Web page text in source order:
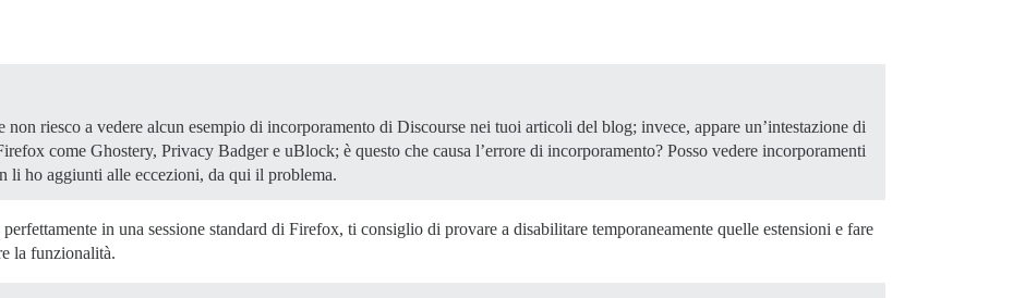
non riesco a vedere alcun esempio di incorporamento di Discourse nei tuoi articoli del blog; invece, appare un’intestazione di
come Ghostery, Privacy Badger e uBlock; è questo che causa l’errore di incorporamento? Posso vedere incorporamenti
li ho aggiunti alle eccezioni, da qui il problema.
in una sessione standard di Firefox, ti consiglio di provare a disabilitare temporaneamente quelle estensioni e fare
la funzionalità.